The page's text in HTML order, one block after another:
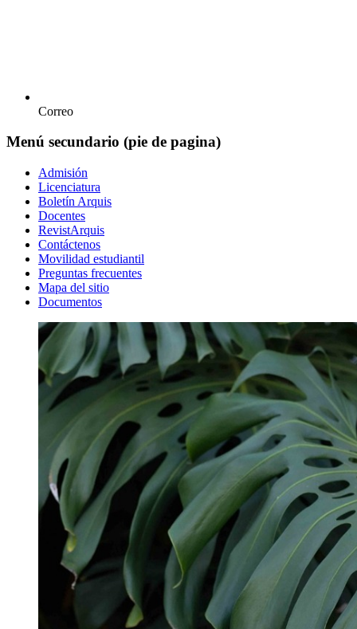
Correo
Menú secundario (pie de pagina)
Admisión
Licenciatura
Boletín Arquis
Docentes
RevistArquis
Contáctenos
Movilidad estudiantil
Preguntas frecuentes
Mapa del sitio
Documentos